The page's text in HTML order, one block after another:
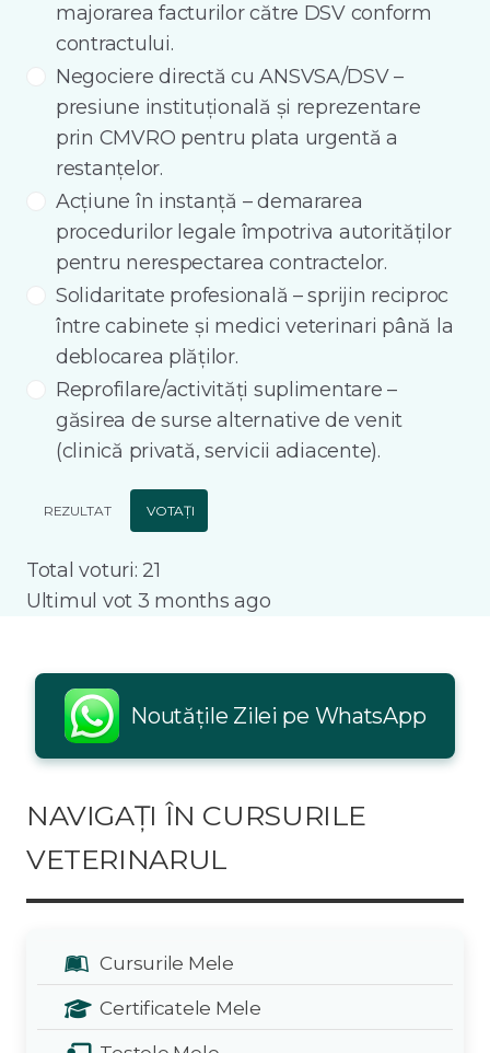
majorarea facturilor către DSV conform
contractului.
Negociere directă cu ANSVSA/DSV –
presiune instituțională și reprezentare
prin CMVRO pentru plata urgentă a
restanțelor.
Acțiune în instanță – demararea
procedurilor legale împotriva autorităților
pentru nerespectarea contractelor.
Solidaritate profesională – sprijin reciproc
între cabinete și medici veterinari până la
deblocarea plăților.
Reprofilare/activități suplimentare –
găsirea de surse alternative de venit
(clinică privată, servicii adiacente).
REZULTAT VOTAȚI
Total voturi: 21
Ultimul vot 3 months ago
Noutățile Zilei pe WhatsApp
NAVIGAȚI ÎN CURSURILE
VETERINARUL
Cursurile Mele
Certificatele Mele